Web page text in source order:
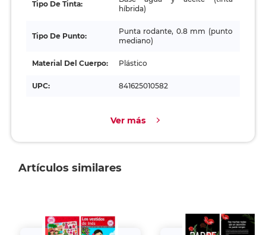
Tipo De Tinta:
híbrida)
Tipo De Punto:
Punta rodante, 0.8 mm (punto
mediano)
Material Del Cuerpo: Plástico
UPC: 841625010582
Ver más
Artículos similares